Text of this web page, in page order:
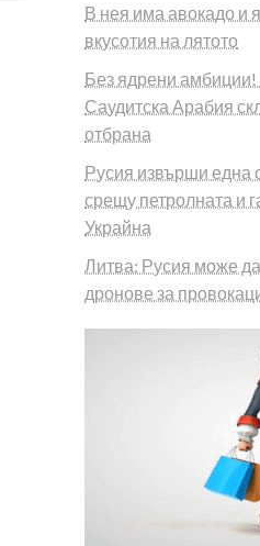
В нея има авокадо и
вкусотия на лятото
Без ядрени амбиции!
Саудитска Арабия
отбрана
Русия извърши една
срещу петролната и
Украйна
Литва: Русия може
дронове за